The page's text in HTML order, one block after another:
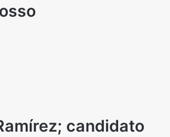
candidato